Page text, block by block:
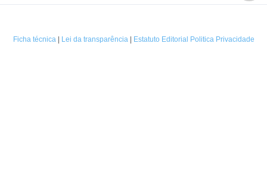
Ficha técnica| Lei da transparência| Estatuto Editorial Politica Privacidade